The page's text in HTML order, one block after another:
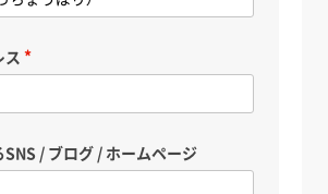
ス
/ ブログ / ホームページ